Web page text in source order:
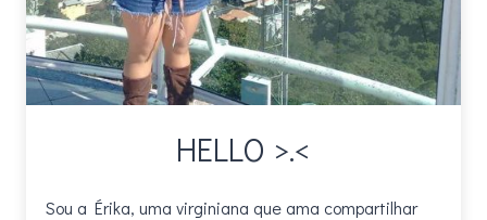
HELLO >.<
Sou a Érika, uma virginiana que ama compartilhar